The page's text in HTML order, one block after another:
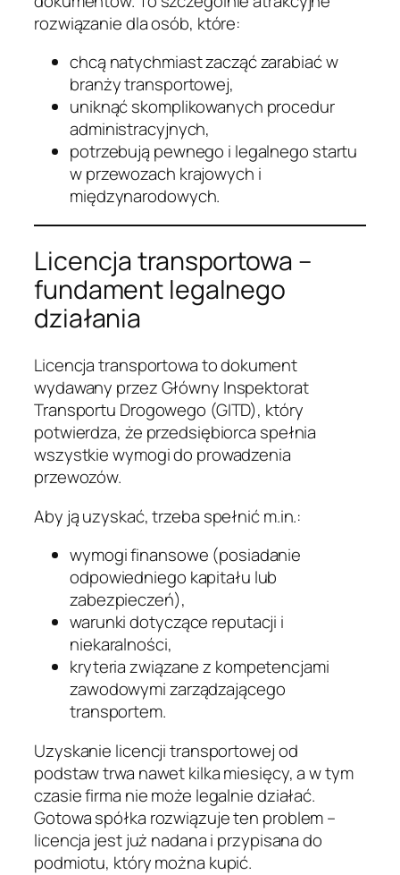
rozwiązanie dla osób, które:
chcą natychmiast zacząć zarabiać w
branży transportowej,
uniknąć skomplikowanych procedur
administracyjnych,
potrzebują pewnego i legalnego startu
w przewozach krajowych i
międzynarodowych.
Licencja transportowa –
fundament legalnego
działania
Licencja transportowa to dokument
wydawany przez Główny Inspektorat
Transportu Drogowego (GITD), który
potwierdza, że przedsiębiorca spełnia
wszystkie wymogi do prowadzenia
przewozów.
Aby ją uzyskać, trzeba spełnić m.in.:
wymogi finansowe (posiadanie
odpowiedniego kapitału lub
zabezpieczeń),
warunki dotyczące reputacji i
niekaralności,
kryteria związane z kompetencjami
zawodowymi zarządzającego
transportem.
Uzyskanie licencji transportowej od
podstaw trwa nawet kilka miesięcy, a w tym
czasie firma nie może legalnie działać.
Gotowa spółka rozwiązuje ten problem –
licencja jest już nadana i przypisana do
podmiotu, który można kupić.